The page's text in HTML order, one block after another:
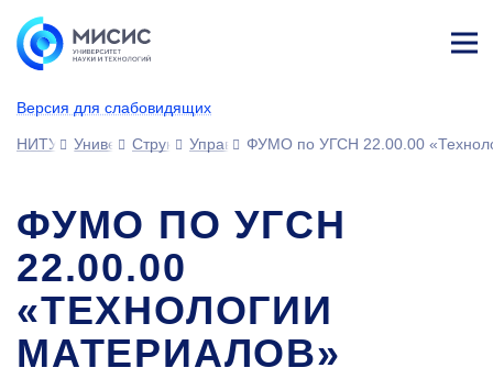
Версия для слабовидящих
ине
НИТУ МИСИСУниверситетСтруктура университета
УправленияФУМО по УГСН 22.00.00
ФУМО ПО УГСН
22.00.00
«ТЕХНОЛОГИИ
МАТЕРИАЛОВ»